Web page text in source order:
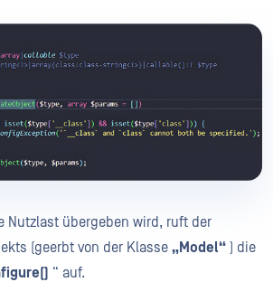
Nutzlast übergeben wird, ruft der
(geerbt von der Klasse „Model“ ) die
“ auf.